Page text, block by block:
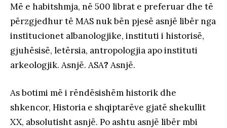
Më e habitshmja, në 500 librat e preferuar dhe të
përzgjedhur të MAS nuk bën pjesë asnjë libër nga
institucionet albanologjike, instituti i historisë,
gjuhësisë, letërsia, antropologjia apo instituti
arkeologjik. Asnjë. ASA? Asnjë.
As botimi më i rëndësishëm historik dhe
shkencor, Historia e shqiptarëve gjatë shekullit
XX, absolutisht asnjë. Po ashtu asnjë libër mbi